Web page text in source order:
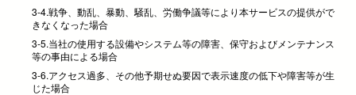
3-4.戦争、動乱、暴動、騒乱、労働争議等により本サービスの提供がで
きなくなった場合
3-5.当社の使用する設備やシステム等の障害、保守およびメンテナンス
等の事由による場合
3-6.アクセス過多、その他予期せぬ要因で表示速度の低下や障害等が生
じた場合